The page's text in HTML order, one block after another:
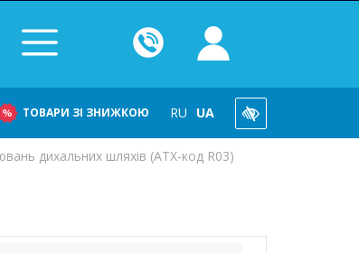
ТОВАРИ ЗІ ЗНИЖКОЮ RU UA
дихальних шляхів (ATX-код R03)